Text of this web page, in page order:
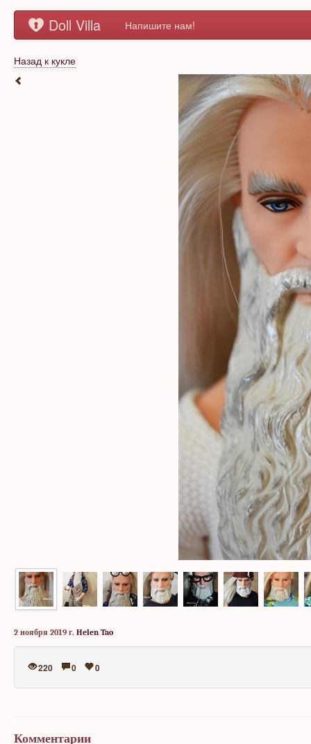
Doll Villa Напишите нам!
Назад к кукле
2 ноября 2019 г. Helen Tao
220 0 0
Комментарии